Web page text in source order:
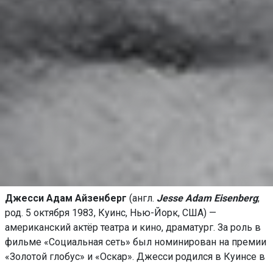
Джесси Адам Айзенберг (англ. Jesse Adam Eisenberg;
род. 5 октября 1983, Куинс, Нью-Йорк, США) —
американский актёр театра и кино, драматург. За роль в
фильме «Социальная сеть» был номинирован на премии
«Золотой глобус» и «Оскар». Джесси родился в Куинсе в